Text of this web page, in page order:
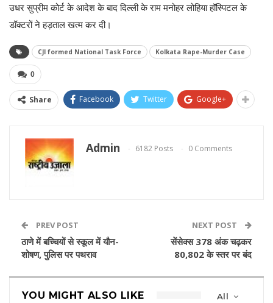
उधर सुप्रीम कोर्ट के आदेश के बाद दिल्ली के राम मनोहर लोहिया हॉस्पिटल के
डॉक्टरों ने हड़ताल खत्म कर दी।
CJI formed National Task Force Kolkata Rape-Murder Case
0
Share Facebook Twitter Google+
Admin 6182 Posts 0 Comments
PREV POST
ठाणे में बच्चियों से स्कूल में यौन-
शोषण, पुलिस पर पथराव
NEXT POST
सेंसेक्स 378 अंक चढ़कर
80,802 के स्तर पर बंद
All
YOU MIGHT ALSO LIKE